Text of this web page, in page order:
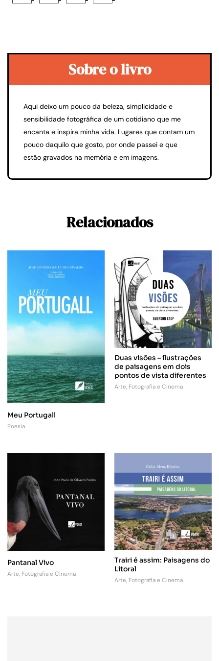
Sobre o livro
Aqui deixo um pouco da beleza, simplicidade e
sensibilidade fotográfica de um cotidiano que me
encanta e inspira minha vida. Lugares que contam um
pouco daquilo que gosto, por onde passei e que
estão gravados na memória e em imagens.
Relacionados
Meu Portugall
Poesia
Duas visões – ilustrações
de paisagens em dois
pontos de vista diferentes
Arte, Fotografia e Cinema
Pantanal Vivo
Arte, Fotografia e Cinema
Trairi é assim: Paisagens do
Litoral
Arte, Fotografia e Cinema